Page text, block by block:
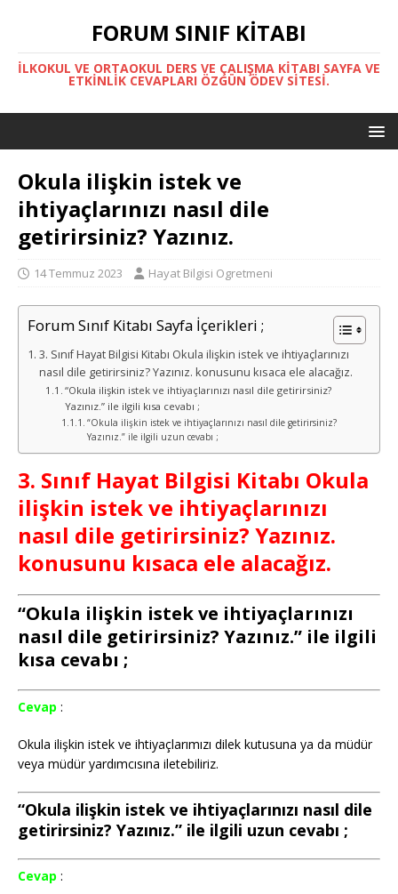
FORUM SINIF KITABI
İLKOKUL VE ORTAOKUL DERS VE ÇALIŞMA KITABI SAYFA VE
ETKINLIK CEVAPLARI ÖZGÜN ÖDEV SITESI.
Okula ilişkin istek ve
ihtiyaçlarınızı nasıl dile
getirirsiniz? Yazınız.
14 Temmuz 2023 Hayat Bilgisi Ogretmeni
Forum Sınıf Kitabı Sayfa İçerikleri ;
3. Sınıf Hayat Bilgisi Kitabı Okula ilişkin istek ve ihtiyaçlarınızı
nasıl dile getirirsiniz? Yazınız. konusunu kısaca ele alacağız.
“Okula ilişkin istek ve ihtiyaçlarınızı nasıl dile getirirsiniz?
Yazınız.” ile ilgili kısa cevabı ;
“Okula ilişkin istek ve ihtiyaçlarınızı nasıl dile getirirsiniz?
Yazınız.” ile ilgili uzun cevabı ;
3. Sınıf Hayat Bilgisi Kitabı Okula
ilişkin istek ve ihtiyaçlarınızı
nasıl dile getirirsiniz? Yazınız.
konusunu kısaca ele alacağız.
“Okula ilişkin istek ve ihtiyaçlarınızı
nasıl dile getirirsiniz? Yazınız.” ile ilgili
kısa cevabı ;
Cevap :
Okula ilişkin istek ve ihtiyaçlarımızı dilek kutusuna ya da müdür
veya müdür yardımcısına iletebiliriz.
“Okula ilişkin istek ve ihtiyaçlarınızı nasıl dile
getirirsiniz? Yazınız.” ile ilgili uzun cevabı ;
Cevap :